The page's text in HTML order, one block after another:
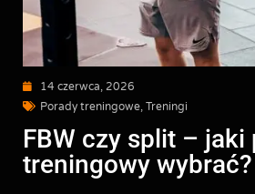
14 czerwca, 2026
Porady treningowe ,Treningi
FBW czy split – jaki
treningowy wybrać?